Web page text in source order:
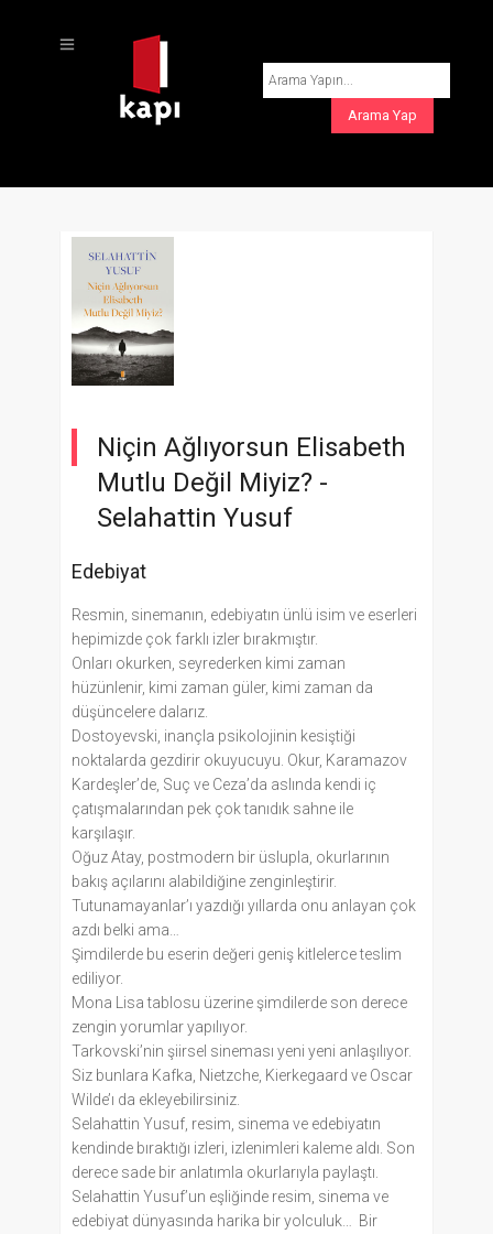
Niçin Ağlıyorsun Elisabeth
Mutlu Değil Miyiz? -
Selahattin Yusuf
Edebiyat
Resmin, sinemanın, edebiyatın ünlü isim ve eserleri
hepimizde çok farklı izler bırakmıştır.
Onları okurken, seyrederken kimi zaman
hüzünlenir, kimi zaman güler, kimi zaman da
düşüncelere dalarız.
Dostoyevski, inançla psikolojinin kesiştiği
noktalarda gezdirir okuyucuyu. Okur, Karamazov
Kardeşler’de, Suç ve Ceza’da aslında kendi iç
çatışmalarından pek çok tanıdık sahne ile
karşılaşır.
Oğuz Atay, postmodern bir üslupla, okurlarının
bakış açılarını alabildiğine zenginleştirir.
Tutunamayanlar’ı yazdığı yıllarda onu anlayan çok
azdı belki ama…
Şimdilerde bu eserin değeri geniş kitlelerce teslim
ediliyor.
Mona Lisa tablosu üzerine şimdilerde son derece
zengin yorumlar yapılıyor.
Tarkovski’nin şiirsel sineması yeni yeni anlaşılıyor.
Siz bunlara Kafka, Nietzche, Kierkegaard ve Oscar
Wilde’ı da ekleyebilirsiniz.
Selahattin Yusuf, resim, sinema ve edebiyatın
kendinde bıraktığı izleri, izlenimleri kaleme aldı. Son
derece sade bir anlatımla okurlarıyla paylaştı.
Selahattin Yusuf’un eşliğinde resim, sinema ve
edebiyat dünyasında harika bir yolculuk… Bir